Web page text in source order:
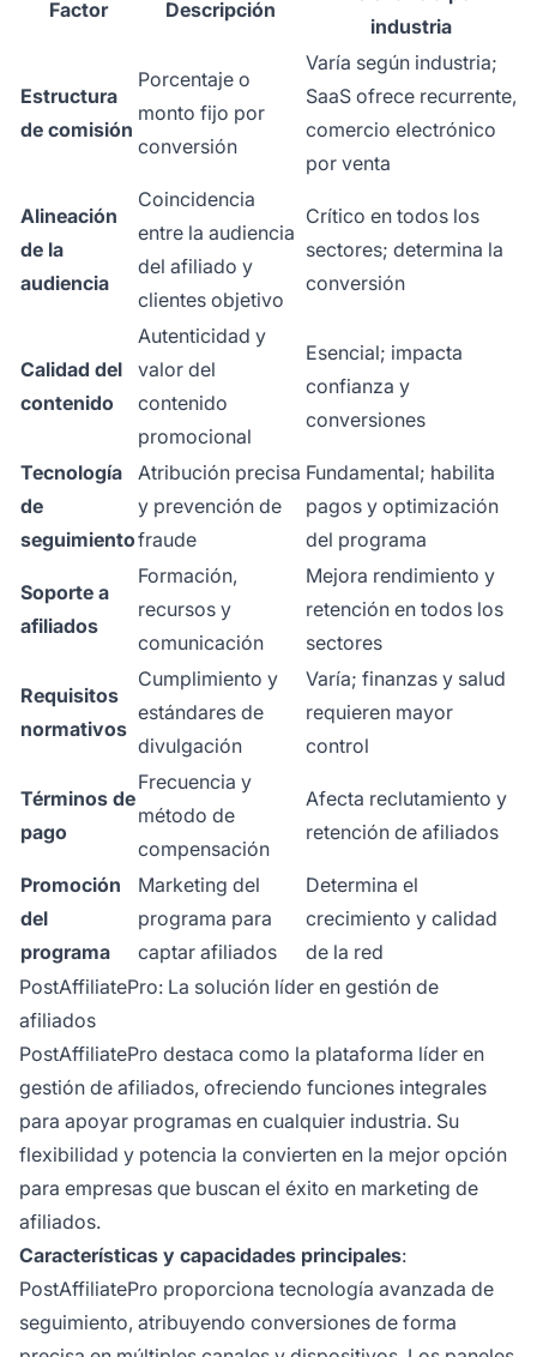
Factor Descripción
industria
Estructura
de comisión
Porcentaje o
monto fijo por
conversión
Varía según industria;
SaaS ofrece recurrente,
comercio electrónico
por venta
Alineación
de la
audiencia
Coincidencia
entre la audiencia
del afiliado y
clientes objetivo
Crítico en todos los
sectores; determina la
conversión
Calidad del
contenido
Autenticidad y
valor del
contenido
promocional
Esencial; impacta
confianza y
conversiones
Tecnología
de
seguimiento
Atribución precisa
y prevención de
fraude
Fundamental; habilita
pagos y optimización
del programa
Soporte a
afiliados
Formación,
recursos y
comunicación
Mejora rendimiento y
retención en todos los
sectores
Requisitos
normativos
Cumplimiento y
estándares de
divulgación
Varía; finanzas y salud
requieren mayor
control
Términos de
pago
Frecuencia y
método de
compensación
Afecta reclutamiento y
retención de afiliados
Promoción
del
programa
Marketing del
programa para
captar afiliados
Determina el
crecimiento y calidad
de la red
PostAffiliatePro: La solución líder en gestión de
afiliados
PostAffiliatePro destaca como la plataforma líder en
gestión de afiliados, ofreciendo funciones integrales
para apoyar programas en cualquier industria. Su
flexibilidad y potencia la convierten en la mejor opción
para empresas que buscan el éxito en marketing de
afiliados.
Características y capacidades principales:
PostAffiliatePro proporciona tecnología avanzada de
seguimiento, atribuyendo conversiones de forma